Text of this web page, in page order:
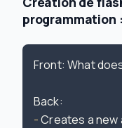
programmation :
Front: What
-